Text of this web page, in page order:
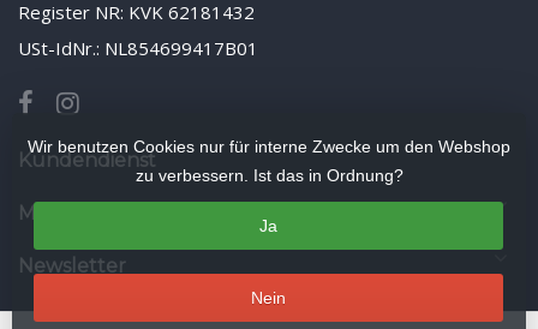
Register NR: KVK 62181432
USt-IdNr.: NL854699417B01
Kundendienst
Mein Konto
Newsletter
Wir benutzen Cookies nur für interne Zwecke um den Webshop
zu verbessern. Ist das in Ordnung?
Ja
Nein